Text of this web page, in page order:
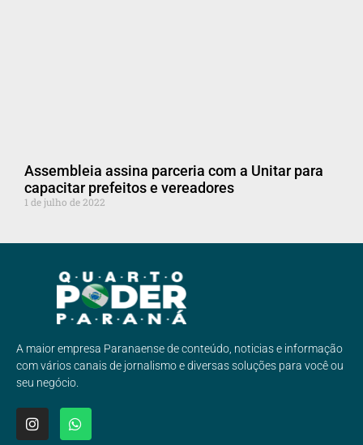
Assembleia assina parceria com a Unitar para
capacitar prefeitos e vereadores
1 de julho de 2022
A maior empresa Paranaense de conteúdo, noticias e informação
com vários canais de jornalismo e diversas soluções para você ou
seu negócio.